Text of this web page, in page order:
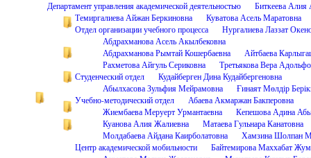
Департамент управления академической деятельностью
Биткеева Алия
Темиргалиева Айжан Беркиновна
Куватова Асель Маратовна
Отдел организации учебного процесса
Нургалиева Лаззат
Абдрахманова Асель Акылбековна
Абдрахманова Рымтай Кошербаевна
Айтбаева
Рахметова Айгуль Сериковна
Третьякова Вера
Студенческий отдел
Кудайберген Дина Кудайбергеновна
Абылхасова Зульфия Мейрамовна
Ғинаят Мөлдір
Учебно-методический отдел
Абаева Акмаржан Бакперовна
Жиембаева Меруерт Урмантаевна
Кепешова Адина
Куанова Алия Жалиевна
Матаева Гульнара Канатовна
Молдабаева Айдана Каирболатовна
Хамзина Шолпан
Центр академической мобильности
Байтемирова Маххабат